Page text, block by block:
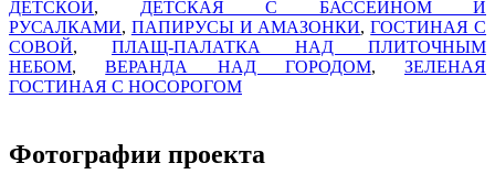
ДЕТСКОЙ, ДЕТСКАЯ С БАССЕЙНОМ И
РУСАЛКАМИ, ПАПИРУСЫ И АМАЗОНКИ,ГОСТИНАЯ С
СОВОЙ, ПЛАЩ-ПАЛАТКА НАД ПЛИТОЧНЫМ
НЕБОМ,ВЕРАНДА НАД ГОРОДОМ, ЗЕЛЕНАЯ
ГОСТИНАЯ С НОСОРОГОМ
Фотографии проекта